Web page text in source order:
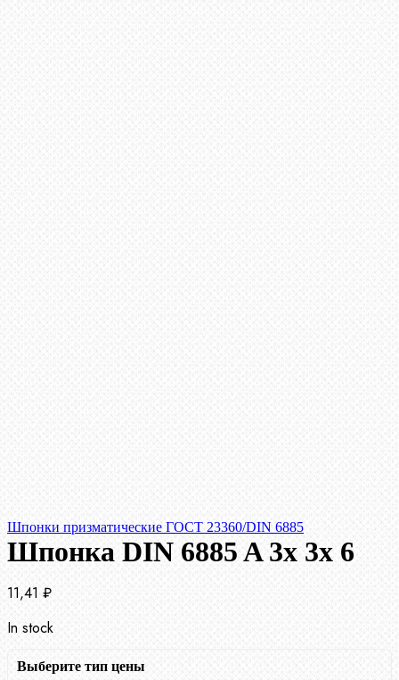
Шпонки призматические ГОСТ 23360/DIN 6885
Шпонка DIN 6885 A 3x 3x 6
11,41 ₽
In stock
Выберите тип цены